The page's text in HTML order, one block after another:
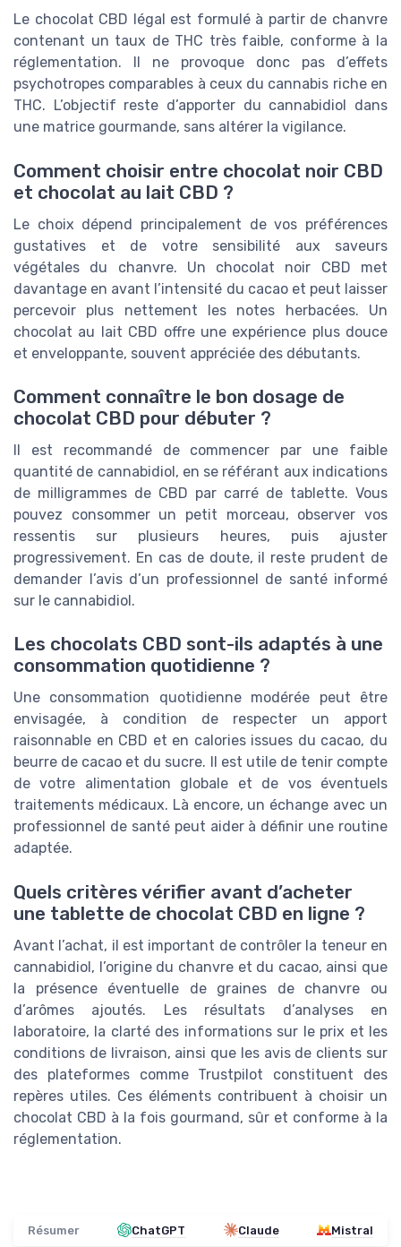
Le chocolat CBD légal est formulé à partir de chanvre
contenant un taux de THC très faible, conforme à la
réglementation. Il ne provoque donc pas d’effets
psychotropes comparables à ceux du cannabis riche en
THC. L’objectif reste d’apporter du cannabidiol dans
une matrice gourmande, sans altérer la vigilance.
Comment choisir entre chocolat noir CBD
et chocolat au lait CBD ?
Le choix dépend principalement de vos préférences
gustatives et de votre sensibilité aux saveurs
végétales du chanvre. Un chocolat noir CBD met
davantage en avant l’intensité du cacao et peut laisser
percevoir plus nettement les notes herbacées. Un
chocolat au lait CBD offre une expérience plus douce
et enveloppante, souvent appréciée des débutants.
Comment connaître le bon dosage de
chocolat CBD pour débuter ?
Il est recommandé de commencer par une faible
quantité de cannabidiol, en se référant aux indications
de milligrammes de CBD par carré de tablette. Vous
pouvez consommer un petit morceau, observer vos
ressentis sur plusieurs heures, puis ajuster
progressivement. En cas de doute, il reste prudent de
demander l’avis d’un professionnel de santé informé
sur le cannabidiol.
Les chocolats CBD sont-ils adaptés à une
consommation quotidienne ?
Une consommation quotidienne modérée peut être
envisagée, à condition de respecter un apport
raisonnable en CBD et en calories issues du cacao, du
beurre de cacao et du sucre. Il est utile de tenir compte
de votre alimentation globale et de vos éventuels
traitements médicaux. Là encore, un échange avec un
professionnel de santé peut aider à définir une routine
adaptée.
Quels critères vérifier avant d’acheter
une tablette de chocolat CBD en ligne ?
Avant l’achat, il est important de contrôler la teneur en
cannabidiol, l’origine du chanvre et du cacao, ainsi que
la présence éventuelle de graines de chanvre ou
d’arômes ajoutés. Les résultats d’analyses en
laboratoire, la clarté des informations sur le prix et les
conditions de livraison, ainsi que les avis de clients sur
des plateformes comme Trustpilot constituent des
repères utiles. Ces éléments contribuent à choisir un
chocolat CBD à la fois gourmand, sûr et conforme à la
réglementation.
Résumer ChatGPT Claude Mistral